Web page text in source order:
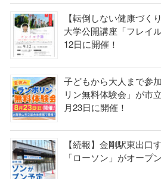
【転倒しない健康づく
大学公開講座「フレイ
12日に開催！
子どもから大人まで参
リン無料体験会」が市
月23日に開催！
【続報】金剛駅東出口
「ローソン」がオープ